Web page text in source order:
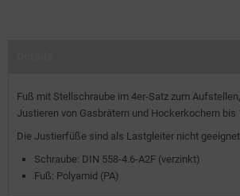
Fuß mit Stellschraube im 4er-Satz zum
Justieren von Gasbrätern und Hockerkochern bis
Die Justierfüße sind als Lastgleiter nicht geeignet.
Schraube: DIN 558-4.6-A2F (verzinkt)
Fuß: Polyamid (PA)